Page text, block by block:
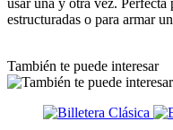
estructuradas o para armar
También te puede interesar